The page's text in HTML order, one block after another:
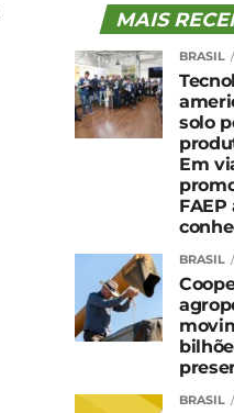
MAIS
BRASIL
solo
Em
BRASIL
BRASIL